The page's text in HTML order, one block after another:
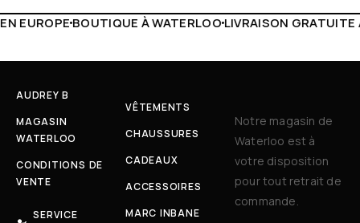
LIVRAISON GRATUITE À PARTIR DE 150€LIVE
AUDREY B
MAGASIN
WATERLOO
CONDITIONS DE
VENTE
SERVICE
VÊTEMENTS
CHAUSSURES
CADEAUX
ACCESSOIRES
MARC INBANE
Notre magasin de
Waterloo est à
votre disposition
pour tout retrait de
commande.